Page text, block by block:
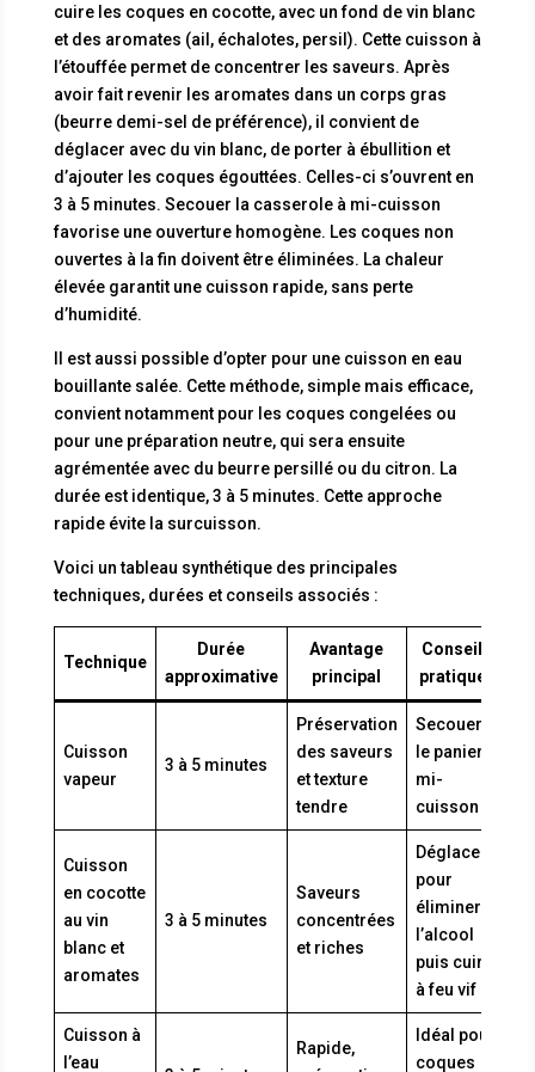
cuire les coques en cocotte, avec un fond de vin blanc
et des aromates (ail, échalotes, persil). Cette cuisson à
l’étouffée permet de concentrer les saveurs. Après
avoir fait revenir les aromates dans un corps gras
(beurre demi-sel de préférence), il convient de
déglacer avec du vin blanc, de porter à ébullition et
d’ajouter les coques égouttées. Celles-ci s’ouvrent en
3 à 5 minutes. Secouer la casserole à mi-cuisson
favorise une ouverture homogène. Les coques non
ouvertes à la fin doivent être éliminées. La chaleur
élevée garantit une cuisson rapide, sans perte
d’humidité.
Il est aussi possible d’opter pour une cuisson en eau
bouillante salée. Cette méthode, simple mais efficace,
convient notamment pour les coques congelées ou
pour une préparation neutre, qui sera ensuite
agrémentée avec du beurre persillé ou du citron. La
durée est identique, 3 à 5 minutes. Cette approche
rapide évite la surcuisson.
Voici un tableau synthétique des principales
techniques, durées et conseils associés :
Technique
Durée
approximative
Avantage
principal
Conseils
pratiques
Cuisson
vapeur
3 à 5 minutes
Préservation
des saveurs
et texture
tendre
Secouer
le panier à
mi-
cuisson
Cuisson
en cocotte
au vin
blanc et
aromates
3 à 5 minutes
Saveurs
concentrées
et riches
Déglacer
pour
éliminer
l’alcool
puis cuire
à feu vif
Cuisson à
l’eau
Rapide,
Idéal pour
coques